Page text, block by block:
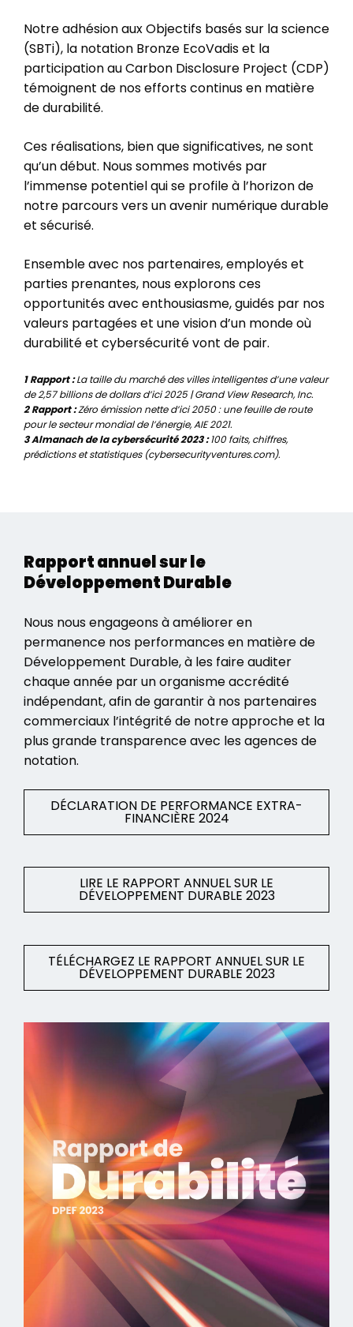
Notre adhésion aux Objectifs basés sur la science
(SBTi), la notation Bronze EcoVadis et la
participation au Carbon Disclosure Project (CDP)
témoignent de nos efforts continus en matière
de durabilité.
Ces réalisations, bien que significatives, ne sont
qu’un début. Nous sommes motivés par
l’immense potentiel qui se profile à l’horizon de
notre parcours vers un avenir numérique durable
et sécurisé.
Ensemble avec nos partenaires, employés et
parties prenantes, nous explorons ces
opportunités avec enthousiasme, guidés par nos
valeurs partagées et une vision d’un monde où
durabilité et cybersécurité vont de pair.
1 Rapport :La taille du marché des villes intelligentes d’une valeur
de 2,57 billions de dollars d’ici 2025 | Grand View Research, Inc.
2 Rapport :Zéro émission nette d’ici 2050 : une feuille de route
pour le secteur mondial de l’énergie, AIE 2021.
3 Almanach de la cybersécurité 2023 :100 faits, chiffres,
prédictions et statistiques (cybersecurityventures.com).
Rapport annuel sur le
Développement Durable
Nous nous engageons à améliorer en
permanence nos performances en matière de
Développement Durable, à les faire auditer
chaque année par un organisme accrédité
indépendant, afin de garantir à nos partenaires
commerciaux l’intégrité de notre approche et la
plus grande transparence avec les agences de
notation.
DÉCLARATION DE PERFORMANCE EXTRA-
FINANCIÈRE 2024
LIRE LE RAPPORT ANNUEL SUR LE
DÉVELOPPEMENT DURABLE 2023
TÉLÉCHARGEZ LE RAPPORT ANNUEL SUR LE
DÉVELOPPEMENT DURABLE 2023